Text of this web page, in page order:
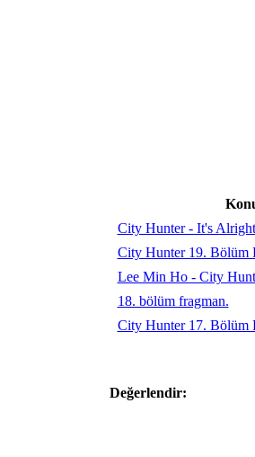
City Hunter - It's Alright
City Hunter 19. Bölüm
Lee Min Ho - City
18. bölüm fragman.
City Hunter 17. Bölüm
Değerlendir: